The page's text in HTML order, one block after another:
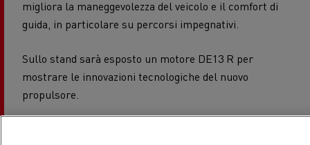
migliora la maneggevolezza del veicolo e il comfort di
guida, in particolare su percorsi impegnativi.
Sullo stand sarà esposto un motore DE13 R per
mostrare le innovazioni tecnologiche del nuovo
propulsore.